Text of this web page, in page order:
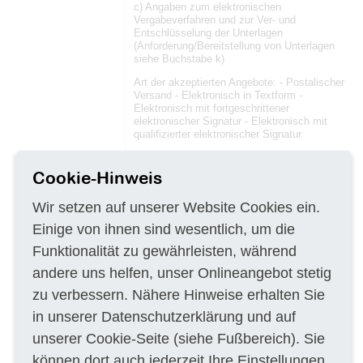
c) Angaben zum elektronischen
Vergabeverfahren und zur Ver- und
Entschlüsselung der Unterlagen
(Anforderung/Bereitstellung von Unterlagen
siehe Buchstabe k)
Art der akzeptierten Angebote: - Postalischer
Versand - Elektronisch in Textform -
Elektronisch mit fortgeschrittener
elektronischer Signatur - Elektronisch mit
qualifizierter elektronischer Signatur
Bauleistungen
Name: Baugrundgutachten linksrheinische
Brücke PLZ, Ort Köln
Ergänzende / Abweichende Angaben zum
Leistungsort: linksrheinische und
rechtsrheinische Seite der Mülheimer Brücke
in Lose Baugrundgutachten linksrheinische
und rechtsrheinische Seite mit Bohrungen bis
52 m Tiefe
Cookie-Hinweis
Wir setzen auf unserer Website Cookies ein.
Einige von ihnen sind wesentlich, um die
Funktionalität zu gewährleisten, während
andere uns helfen, unser Onlineangebot stetig
zu verbessern. Nähere Hinweise erhalten Sie
in unserer Datenschutzerklärung und auf
unserer Cookie-Seite (siehe Fußbereich). Sie